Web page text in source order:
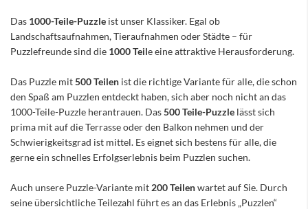
Das 1000-Teile-Puzzle ist unser Klassiker. Egal ob
Landschaftsaufnahmen, Tieraufnahmen oder Städte – für
Puzzlefreunde sind die 1000 Teile eine attraktive Herausforderung.
Das Puzzle mit500 Teilen ist die richtige Variante für alle, die schon
den Spaß am Puzzlen entdeckt haben, sich aber noch nicht an das
1000-Teile-Puzzle herantrauen. Das500 Teile-Puzzle lässt sich
prima mit auf die Terrasse oder den Balkon nehmen und der
Schwierigkeitsgrad ist mittel. Es eignet sich bestens für alle, die
gerne ein schnelles Erfolgserlebnis beim Puzzlen suchen.
Auch unsere Puzzle-Variante mit 200 Teilenwartet auf Sie. Durch
seine übersichtliche Teilezahl führt es an das Erlebnis „Puzzlen“